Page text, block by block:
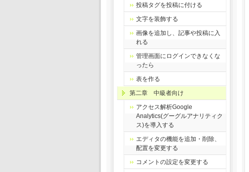
投稿タグを投稿に付ける
文字を装飾する
画像を追加し、記事や投稿に入
れる
管理画面にログインできなくな
ったら
表を作る
第二章 中級者向け
アクセス解析Google
Analytics(グーグルアナリティク
ス)を導入する
エディタの機能を追加・削除、
配置を変更する
コメントの設定を変更する